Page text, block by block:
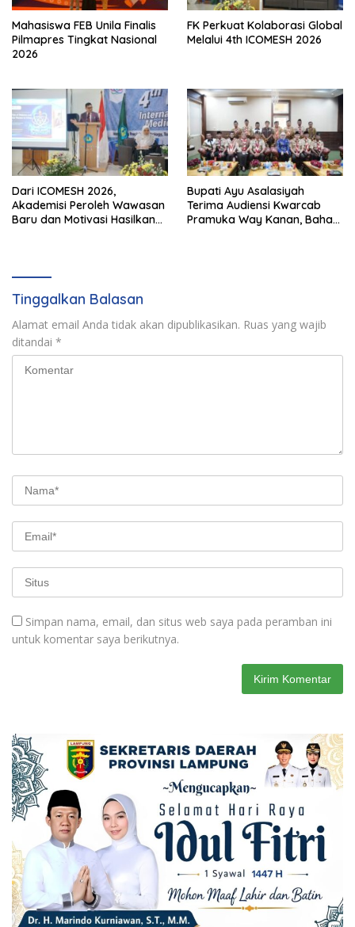
Mahasiswa FEB Unila Finalis
Pilmapres Tingkat Nasional
2026
FK Perkuat Kolaborasi Global
Melalui 4th ICOMESH 2026
Dari ICOMESH 2026,
Akademisi Peroleh Wawasan
Baru dan Motivasi Hasilkan
Bupati Ayu Asalasiyah
Terima Audiensi Kwarcab
Pramuka Way Kanan, Bahas
Tinggalkan Balasan
Alamat email Anda tidak akan dipublikasikan. Ruas yang wajib
ditandai *
Simpan nama, email, dan situs web saya pada peramban ini
untuk komentar saya berikutnya.